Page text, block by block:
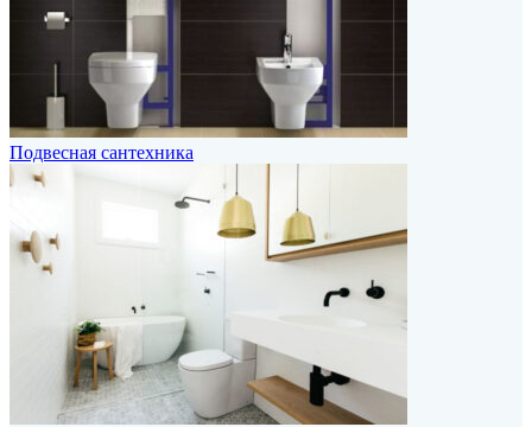
Подвесная сантехника